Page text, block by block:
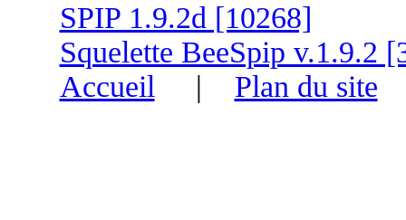
SPIP 1.9.2d [10268]
Squelette BeeSpip v.1.9.2
Accueil | Plan du site